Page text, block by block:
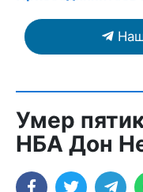
Умер
НБА Дон